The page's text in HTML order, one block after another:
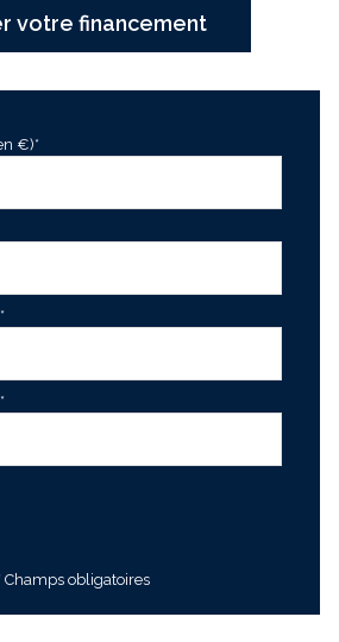
votre financement
€)*
Champs obligatoires